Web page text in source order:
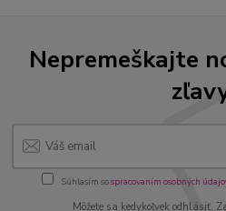
Nepremeškajte
Súhlasím sospracovaním osobných
Môžete sa kedykoľvek odhlásiť.